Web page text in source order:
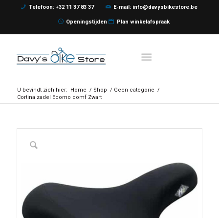
Telefoon: +32 11 37 83 37 E-mail: info@davysbikestore.be
Openingstijden Plan winkelafspraak
U bevindt zich hier: Home / Shop / Geen categorie /
Cortina zadel Ecomo comf Zwart